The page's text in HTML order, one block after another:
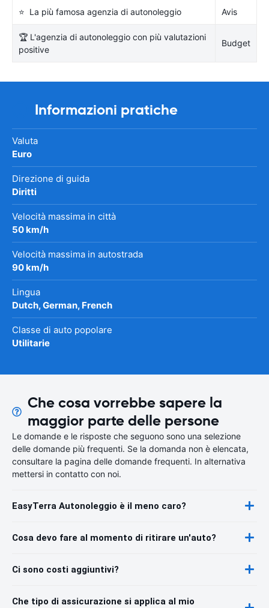
⭐ La più famosa agenzia di autonoleggio Avis
🏆 L'agenzia di autonoleggio con più valutazioni
positive
Budget
Informazioni pratiche
Valuta
Euro
Direzione di guida
Diritti
Velocità massima in città
50 km/h
Velocità massima in autostrada
90 km/h
Lingua
Dutch, German, French
Classe di auto popolare
Utilitarie
Che cosa vorrebbe sapere la
maggior parte delle persone
Le domande e le risposte che seguono sono una selezione
delle domande più frequenti. Se la domanda non è elencata,
consultare la pagina delle domande frequenti. In alternativa
mettersi in contatto con noi.
EasyTerra Autonoleggio è il meno caro?
Cosa devo fare al momento di ritirare un'auto?
Ci sono costi aggiuntivi?
Che tipo di assicurazione si applica al mio